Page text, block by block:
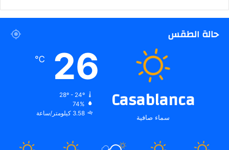
حالة الطقس
Casablanca
سماء صافية
26
℃
28º - 24º
74%
3.58 كيلومتر/ساعة